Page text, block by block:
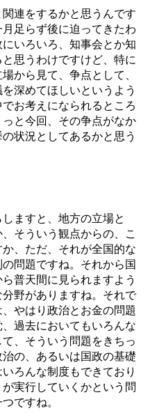
連をするかと思うんです
足らず後に迫ってきたわ
いろいろ、知事会とか知
思うわけですけど、特に
から見て、争点として、
深めてほしいというよう
お考えになられるところ
と今回、その争点がなか
状況としてあるかと思う
ますと、地方の立場と
そういう観点からの、こ
、ただ、それが全国的な
問題ですね。それから国
普天間に見られますよう
野がありますね。それで
やはり政治とお金の問題
過去においてもいろんな
、そういう問題をきちっ
の、あるいは国政の基礎
ろんな制度もできており
実行していくかという問
ですね。